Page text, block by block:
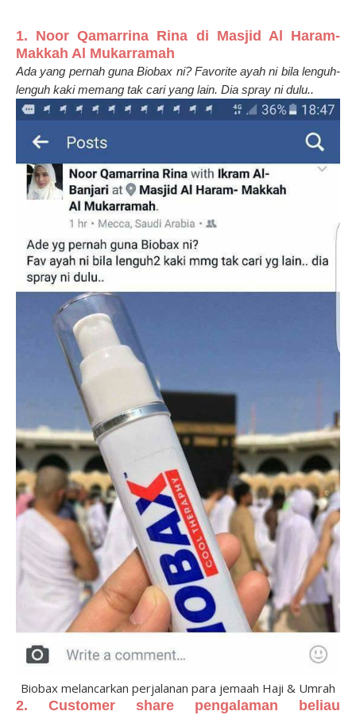
1. Noor Qamarrina Rina di Masjid Al Haram-
Makkah Al Mukarramah
Ada yang pernah guna Biobax ni? Favorite ayah ni bila lenguh-
lenguh kaki memang tak cari yang lain. Dia spray ni dulu..
Biobax melancarkan perjalanan para jemaah Haji & Umrah
2. Customer share pengalaman beliau